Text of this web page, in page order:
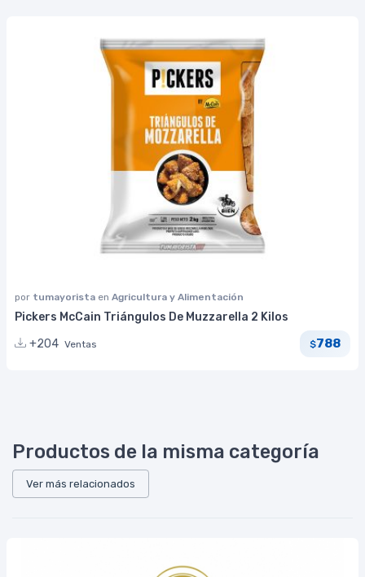
por tumayorista en Agricultura y Alimentación
Pickers McCain Triángulos De Muzzarella 2 Kilos
+204 Ventas $788
Productos de la misma categoría
Ver más relacionados